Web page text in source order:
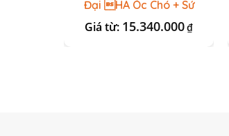
Đại HA Óc Chó + Sứ
Kim Sa 01
Giá từ: 15.340.000₫